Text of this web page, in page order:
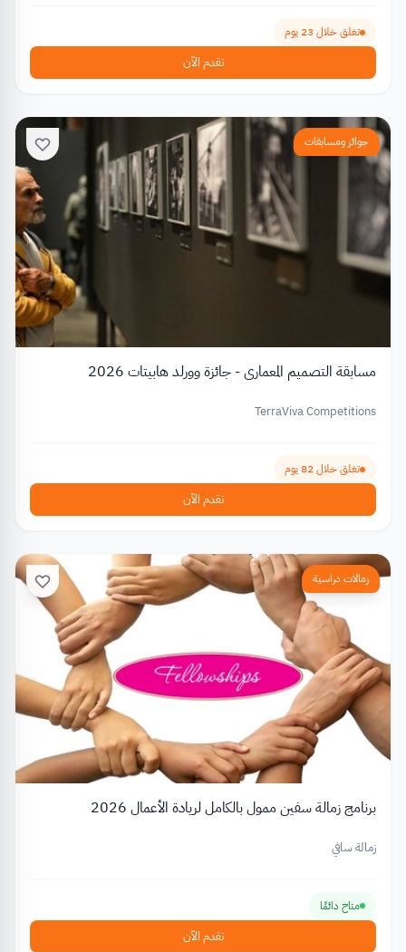
تغلق خلال 23 يوم
تقدم الآن
جوائز ومسابقات
مسابقة التصميم المعماري - جائزة وورلد هابيتات 2026
TerraViva Competitions
تغلق خلال 82 يوم
تقدم الآن
زمالات دراسية
برنامج زمالة سفين ممول بالكامل لريادة الأعمال 2026
زمالة سافي
متاح دائمًا
تقدم الآن